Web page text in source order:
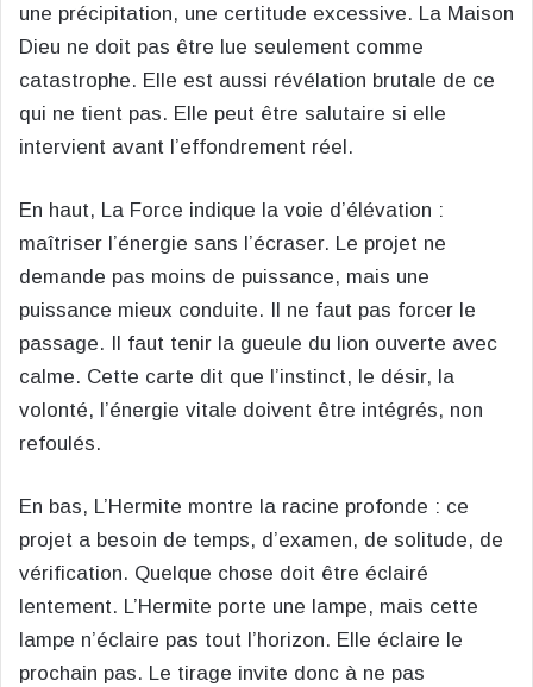
une précipitation, une certitude excessive. La Maison
Dieu ne doit pas être lue seulement comme
catastrophe. Elle est aussi révélation brutale de ce
qui ne tient pas. Elle peut être salutaire si elle
intervient avant l’effondrement réel.
En haut, La Force indique la voie d’élévation :
maîtriser l’énergie sans l’écraser. Le projet ne
demande pas moins de puissance, mais une
puissance mieux conduite. Il ne faut pas forcer le
passage. Il faut tenir la gueule du lion ouverte avec
calme. Cette carte dit que l’instinct, le désir, la
volonté, l’énergie vitale doivent être intégrés, non
refoulés.
En bas, L’Hermite montre la racine profonde : ce
projet a besoin de temps, d’examen, de solitude, de
vérification. Quelque chose doit être éclairé
lentement. L’Hermite porte une lampe, mais cette
lampe n’éclaire pas tout l’horizon. Elle éclaire le
prochain pas. Le tirage invite donc à ne pas